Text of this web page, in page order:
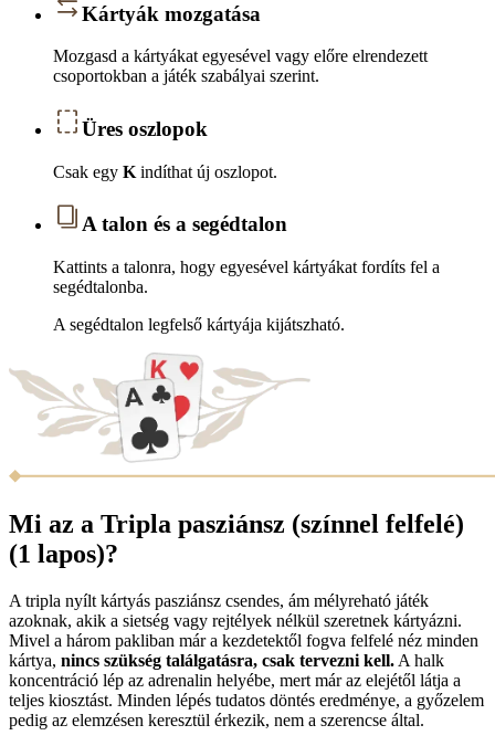
Kártyák mozgatása
Mozgasd a kártyákat egyesével vagy előre elrendezett
csoportokban a játék szabályai szerint.
Üres oszlopok
Csak egy K indíthat új oszlopot.
A talon és a segédtalon
Kattints a talonra, hogy egyesével kártyákat fordíts fel a
segédtalonba.
A segédtalon legfelső kártyája kijátszható.
Mi az a Tripla pasziánsz (színnel felfelé)
(1 lapos)?
A tripla nyílt kártyás pasziánsz csendes, ám mélyreható játék
azoknak, akik a sietség vagy rejtélyek nélkül szeretnek kártyázni.
Mivel a három pakliban már a kezdetektől fogva felfelé néz minden
kártya, nincs szükség találgatásra, csak tervezni kell. A halk
koncentráció lép az adrenalin helyébe, mert már az elejétől látja a
teljes kiosztást. Minden lépés tudatos döntés eredménye, a győzelem
pedig az elemzésen keresztül érkezik, nem a szerencse által.